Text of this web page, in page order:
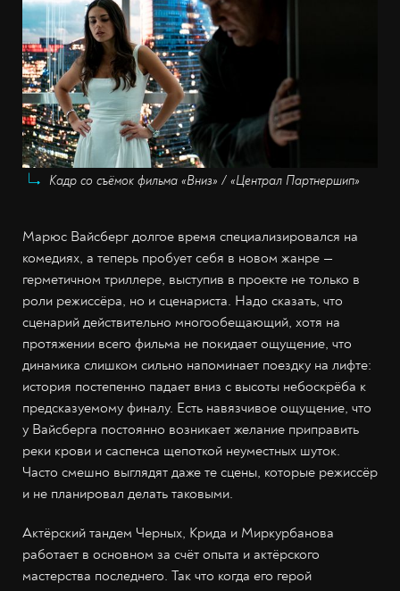
Кадр со съёмок фильма «Вниз» / «Централ Партнершип»
Марюс Вайсберг долгое время специализировался на
комедиях, а теперь пробует себя в новом жанре —
герметичном триллере, выступив в проекте не только в
роли режиссёра, но и сценариста. Надо сказать, что
сценарий действительно многообещающий, хотя на
протяжении всего фильма не покидает ощущение, что
динамика слишком сильно напоминает поездку на лифте:
история постепенно падает вниз с высоты небоскрёба к
предсказуемому финалу. Есть навязчивое ощущение, что
у Вайсберга постоянно возникает желание приправить
реки крови и саспенса щепоткой неуместных шуток.
Часто смешно выглядят даже те сцены, которые режиссёр
и не планировал делать таковыми.
Актёрский тандем Черных, Крида и Миркурбанова
работает в основном за счёт опыта и актёрского
мастерства последнего. Так что когда его герой